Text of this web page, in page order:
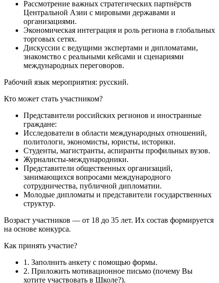
Рассмотрение важных стратегических партнёрств
Центральной Азии с мировыми державами и
организациями.
Экономическая интеграция и роль региона в глобальных
торговых сетях.
Дискуссии с ведущими экспертами и дипломатами,
знакомство с реальными кейсами и сценариями
международных переговоров.
Рабочий язык мероприятия: русский.
Кто может стать участником?
Представители российских регионов и иностранные
граждане:
Исследователи в области международных отношений,
политологи, экономисты, юристы, историки.
Студенты, магистранты, аспиранты профильных вузов.
Журналисты-международники.
Представители общественных организаций,
занимающихся вопросами международного
сотрудничества, публичной дипломатии.
Молодые дипломаты и представители государственных
структур.
Возраст участников — от 18 до 35 лет. Их состав формируется
на основе конкурса.
Как принять участие?
1. Заполнить анкету с помощью формы.
2. Приложить мотивационное письмо (почему Вы
хотите участвовать в Школе?).